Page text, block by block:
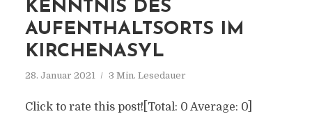
KENNTNIS DES
AUFENTHALTSORTS IM
KIRCHENASYL
28. Januar 2021 3 Min. Lesedauer
Click to rate this post![Total: 0 Average: 0]